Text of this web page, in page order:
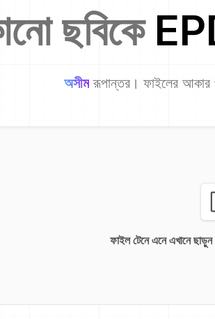
ছবিকে
অসীম রূপান্তর। ফাইলের আকার
ফাইল টেনে এনে এখানে ছাড়ুন